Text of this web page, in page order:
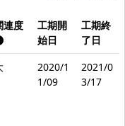
連度
工期開
始日
工期終
了日
2020/1
1/09
2021/0
3/17